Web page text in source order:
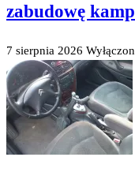
zabudowę
7 sierpnia 2026